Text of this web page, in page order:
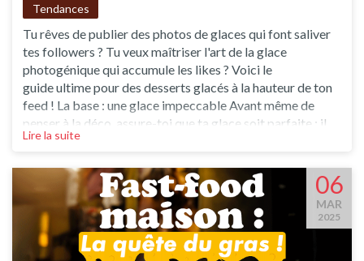
Tendances
Tu rêves de publier des photos de glaces qui font saliver
tes followers ? Tu veux maîtriser l'art de la glace
photogénique qui accumule les likes ? Voici le
guide ultime pour des desserts glacés à la hauteur de ton
feed ! La base : une glace impeccable Avant même de
penser à la déco, assure-toi que ta glace soit parfaite : il
faut savoir qu’une bonne glace maison sera toujours plus
La texture, c’est la clé pour ré
Lire la suite
06
MAR
2025